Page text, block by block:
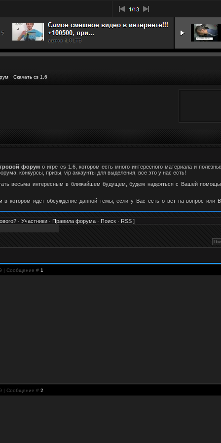
Скачать cs 1.6
форум о игре cs 1.6, котором есть много интересного материала и
конкурсы, призы, vip аккаунты для выделения, все это у нас есть!
весьма интересным в ближайшем будущем, будем надеяться с Вашей
в котором идет обсуждение данной темы, если у Вас есть ответ на вопрос или
· Участники· Правила форума· Поиск· RSS]
| Сообщение # 1
| Сообщение # 2